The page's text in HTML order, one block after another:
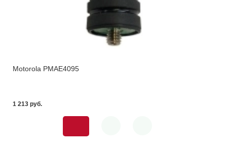
Motorola PMAE4095
1 213 pуб.